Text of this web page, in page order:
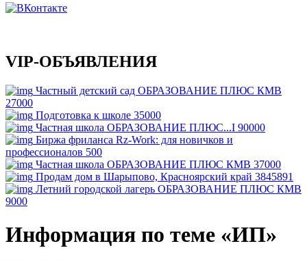
VIP-ОБЪЯВЛЕНИЯ
Частный детский сад ОБРАЗОВАНИЕ ПЛЮС КМВ
27000
Подготовка к школе 35000
Частная школа ОБРАЗОВАНИЕ ПЛЮС...I 90000
Биржа фриланса Rz-Work: для новичков и
профессионалов 500
Частная школа ОБРАЗОВАНИЕ ПЛЮС КМВ 37000
Продам дом в Шарыпово, Красноярский край 3845891
Летний городской лагерь ОБРАЗОВАНИЕ ПЛЮС КМВ
9000
Информация по теме «ИП»